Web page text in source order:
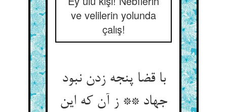
ve velilerin yolunda
çalış!
با قضا پنجه زدن نبود
جهاد ** ز آن که این